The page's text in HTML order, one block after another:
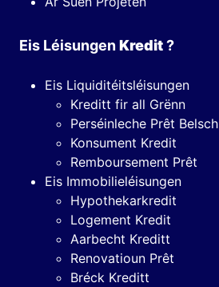
Eis LéisungenKredit?
Eis Liquiditéitsléisungen
Kreditt fir all Grënn
Perséinleche Prêt Belsch
Konsument Kredit
Remboursement Prêt
Eis Immobilieléisungen
Hypothekarkredit
Logement Kredit
Aarbecht Kreditt
Renovatioun Prêt
Bréck Kreditt